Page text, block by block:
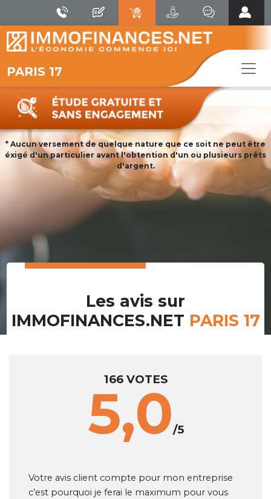
PARIS 17
* Aucun versement de quelque nature que ce soit ne peut être
éxigé d'un particulier avant l'obtention d'un ou plusieurs prêts
d'argent.
Les avis sur
IMMOFINANCES.NET PARIS 17
166 VOTES
5,0/5
Votre avis client compte pour mon entreprise
c’est pourquoi je ferai le maximum pour vous